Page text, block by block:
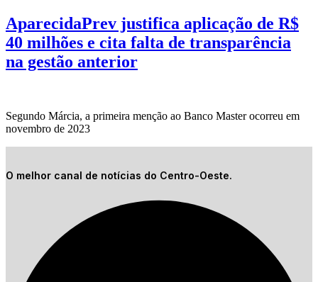
AparecidaPrev justifica aplicação de R$
40 milhões e cita falta de transparência
na gestão anterior
Segundo Márcia, a primeira menção ao Banco Master ocorreu em
novembro de 2023
O melhor canal de notícias do Centro-Oeste.